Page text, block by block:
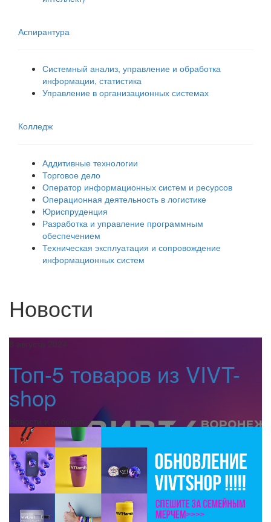
Аспирантура
Системный анализ, управление и обработка
информации, статистика
Управление в организационных системах
Колледж
Аддитивные технологии
Торговое дело
Оператор информационных систем и ресурсов
Операционная деятельность в логистике
Юриспруденция
Разработка и управление программным
обеспечением
Техническая эксплуатация и сопровождение
информационных систем
Новости
8 августа 2024
Топ-5 товаров из VIVT-
shop
Новости и события